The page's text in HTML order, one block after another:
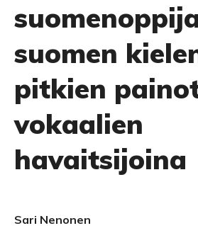
suomen
pitkien
vokaalien
havaitsijoina
Sari Nenonen